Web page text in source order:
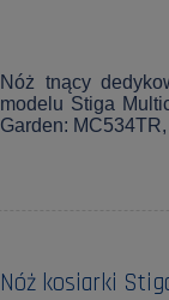
Nóż tnący
modelu Stiga
Garden:
Nóż kosiarki